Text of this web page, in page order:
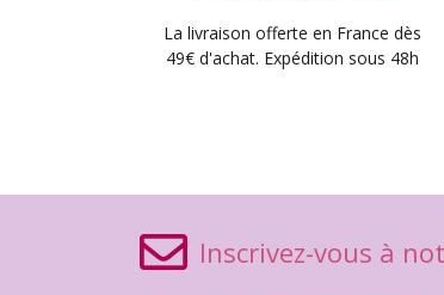
La livraison offerte en France dès
49€ d'achat. Expédition sous 48h
Inscrivez-vous à